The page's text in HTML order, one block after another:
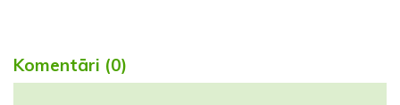
Komentāri (0)